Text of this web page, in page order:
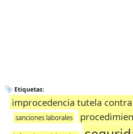
Etiquetas:
improcedencia tutela
sanciones laborales